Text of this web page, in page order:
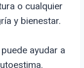
o cualquier
y bienestar.
ayudar a